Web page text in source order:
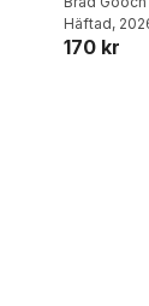
Häftad,
170 kr